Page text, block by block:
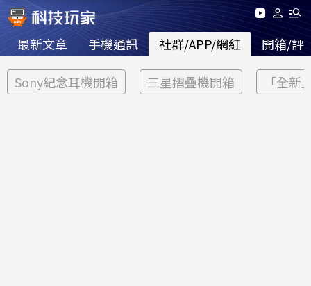
最新文章 手機通訊 社群/APP/網紅 開箱/評
Sony紀念耳機開箱 三星摺疊機開箱 「全新